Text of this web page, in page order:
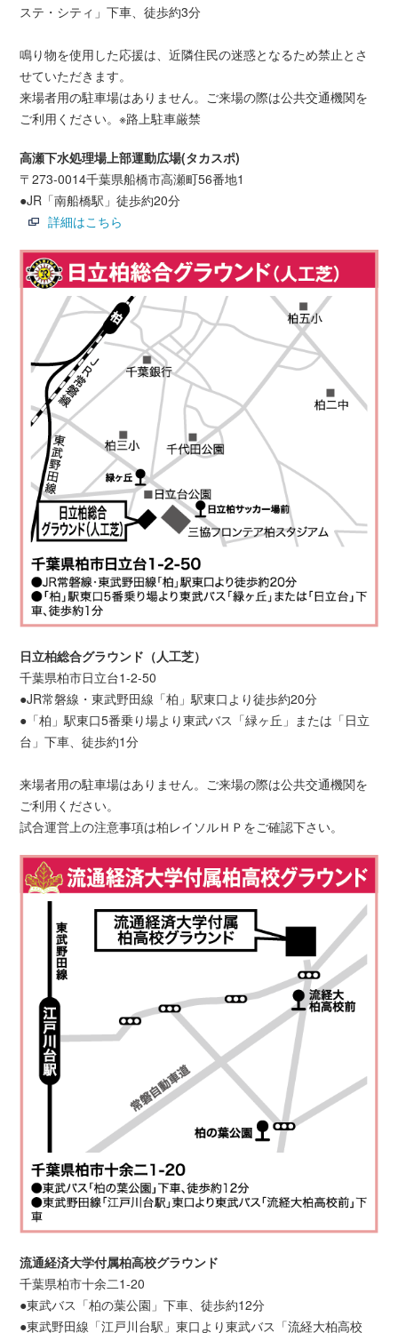
ステ・シティ」下車、徒歩約3分
鳴り物を使用した応援は、近隣住民の迷惑となるため禁止とさ
せていただきます。
来場者用の駐車場はありません。ご来場の際は公共交通機関を
ご利用ください。※路上駐車厳禁
高瀬下水処理場上部運動広場(タカスポ)
〒273-0014千葉県船橋市高瀬町56番地1
●JR「南船橋駅」徒歩約20分
詳細はこちら
日立柏総合グラウンド（人工芝）
千葉県柏市日立台1-2-50
●JR常磐線・東武野田線「柏」駅東口より徒歩約20分
●「柏」駅東口5番乗り場より東武バス「緑ヶ丘」または「日立
台」下車、徒歩約1分
来場者用の駐車場はありません。ご来場の際は公共交通機関を
ご利用ください。
試合運営上の注意事項は柏レイソルＨＰをご確認下さい。
流通経済大学付属柏高校グラウンド
千葉県柏市十余二1-20
●東武バス「柏の葉公園」下車、徒歩約12分
●東武野田線「江戸川台駅」東口より東武バス「流経大柏高校